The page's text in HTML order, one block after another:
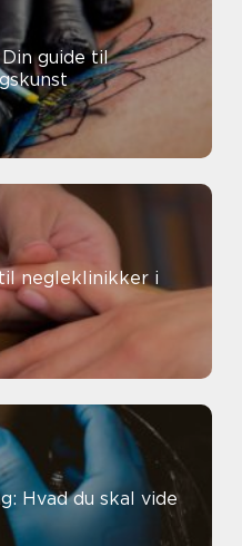
guide til
negleklinikker i
Hvad du skal vide